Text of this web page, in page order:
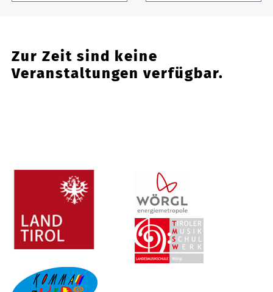
Zur Zeit sind keine
Veranstaltungen verfügbar.